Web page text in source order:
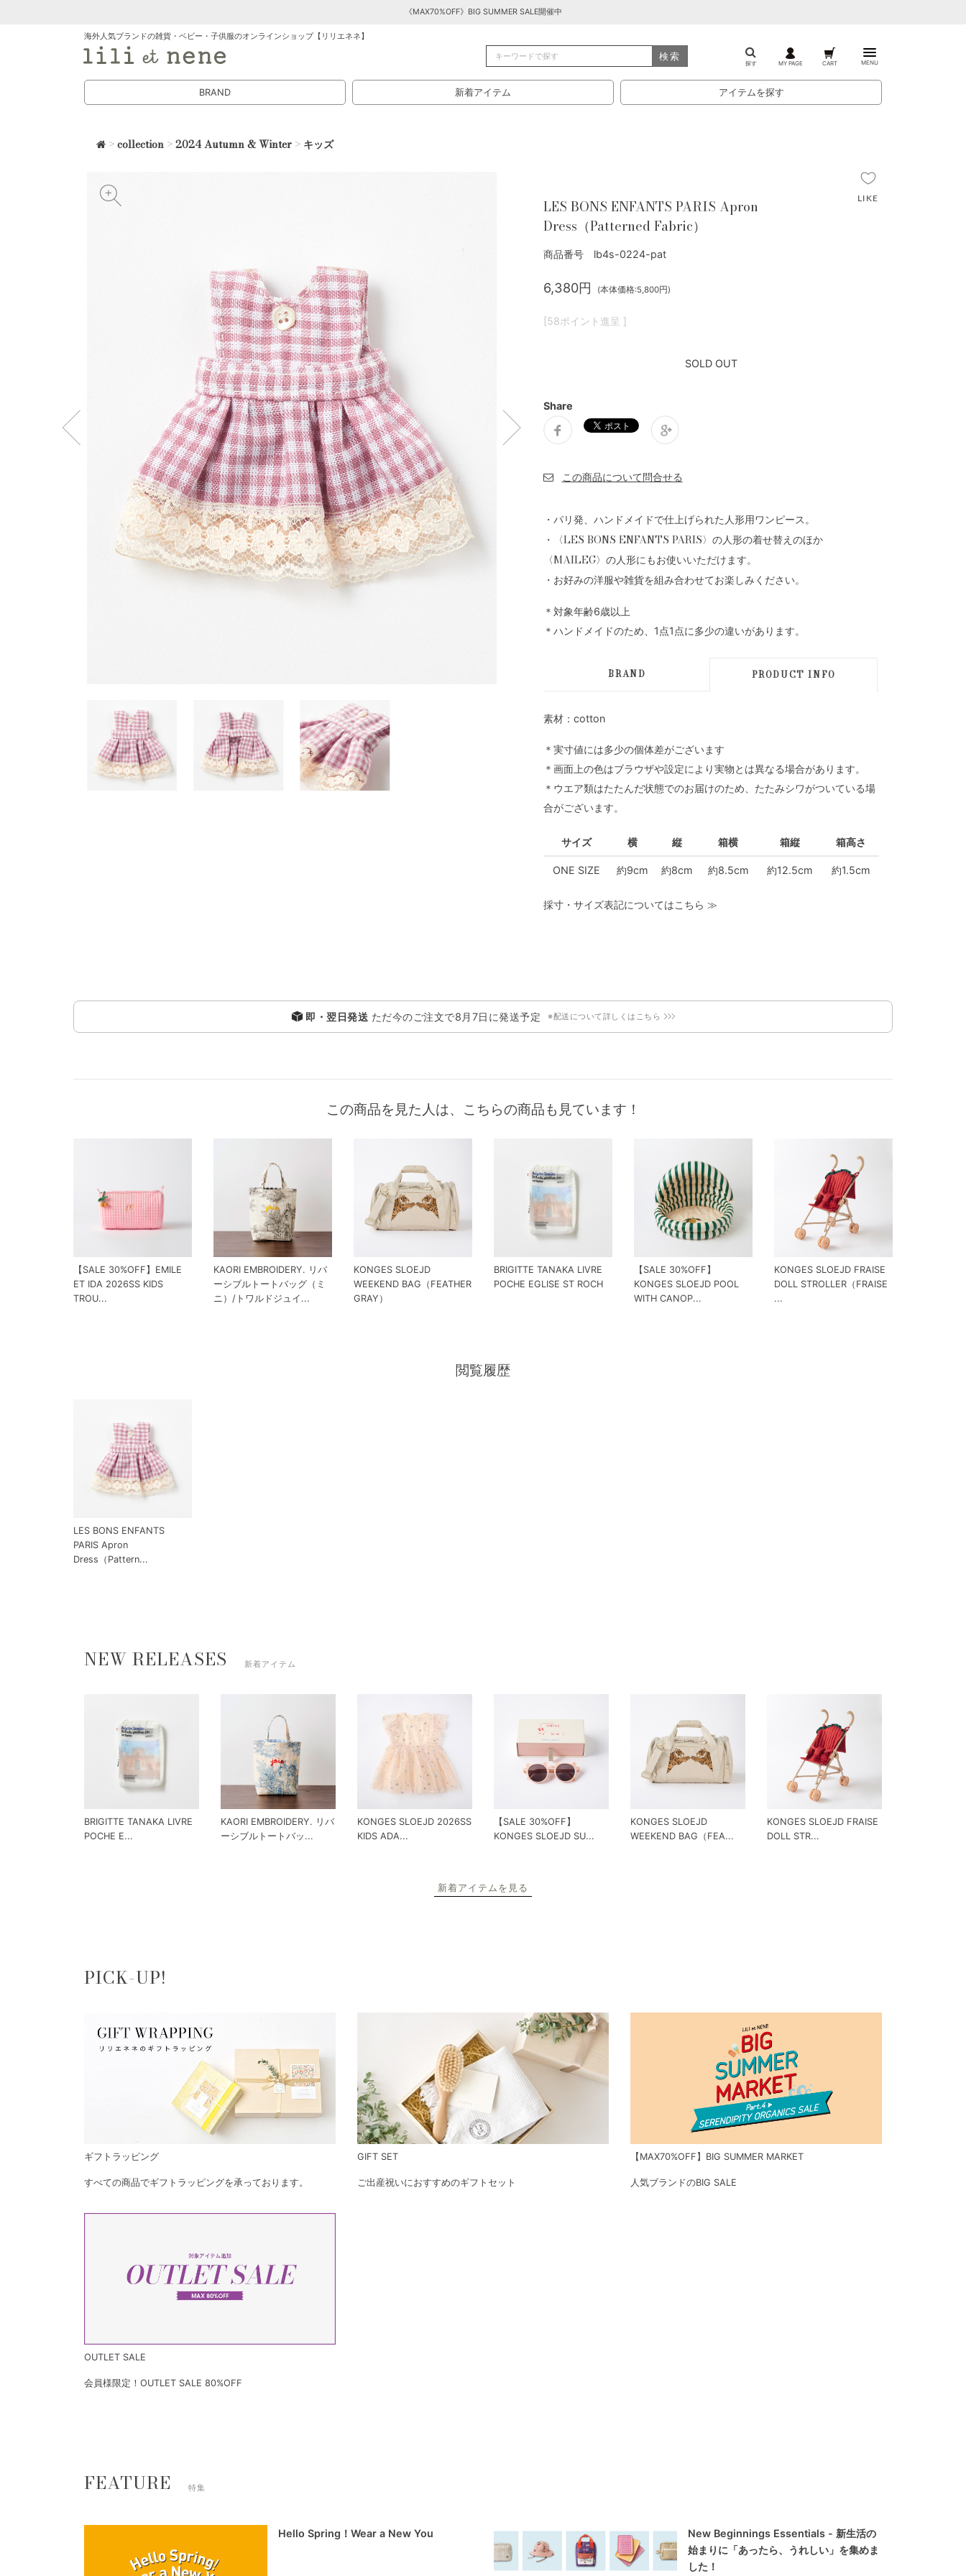
《MAX70%OFF》BIG SUMMER SALE開催中
海外人気ブランドの雑貨・ベビー・子供服のオンラインショップ【リリエネネ】
検索
探す MY PAGE CART MENU
BRAND 新着アイテム アイテムを探す
>collection >2024 Autumn & Winter > キッズ
LES BONS ENFANTS PARIS Apron
Dress（Patterned Fabric）
商品番号 lb4s-0224-pat
6,380円 (本体価格:5,800円)
[58ポイント進呈 ]
SOLD OUT
Share
・パリ発、ハンドメイドで仕上げられた人形用ワンピース。
・〈LES BONS ENFANTS PARIS〉の人形の着せ替えのほか
〈MAILEG〉の人形にもお使いいただけます。
・お好みの洋服や雑貨を組み合わせてお楽しみください。
＊対象年齢6歳以上
＊ハンドメイドのため、1点1点に多少の違いがあります。
BRAND PRODUCT INFO
素材：cotton
＊実寸値には多少の個体差がございます
＊画面上の色はブラウザや設定により実物とは異なる場合があります。
＊ウエア類はたたんだ状態でのお届けのため、たたみシワがついている場
合がございます。
サイズ 横 縦 箱横 箱縦 箱高さ
ONE SIZE 約9cm 約8cm 約8.5cm 約12.5cm 約1.5cm
採寸・サイズ表記についてはこちら ≫
即・翌日発送 ただ今のご注文で8月7日 に発送予定 ※配送について詳しくはこちら
この商品を見た人は、こちらの商品も見ています！
【SALE 30%OFF】EMILE
ET IDA 2026SS KIDS
TROU...
KAORI EMBROIDERY. リバ
ーシブルトートバッグ（ミ
ニ）/トワルドジュイ...
KONGES SLOEJD
WEEKEND BAG（FEATHER
GRAY）
BRIGITTE TANAKA LIVRE
POCHE EGLISE ST ROCH
【SALE 30%OFF】
KONGES SLOEJD POOL
WITH CANOP...
KONGES SLOEJD FRAISE
DOLL STROLLER（FRAISE
...
閲覧履歴
LES BONS ENFANTS
PARIS Apron
Dress（Pattern...
NEW RELEASES 新着アイテム
BRIGITTE TANAKA LIVRE
POCHE E...
KAORI EMBROIDERY. リバ
ーシブルトートバッ...
KONGES SLOEJD 2026SS
KIDS ADA...
【SALE 30%OFF】
KONGES SLOEJD SU...
KONGES SLOEJD
WEEKEND BAG（FEA...
KONGES SLOEJD FRAISE
DOLL STR...
新着アイテムを見る
PICK-UP!
ギフトラッピング
すべての商品でギフトラッピングを承っております。
GIFT SET
ご出産祝いにおすすめのギフトセット
【MAX70%OFF】BIG SUMMER MARKET
人気ブランドのBIG SALE
OUTLET SALE
会員様限定！OUTLET SALE 80%OFF
FEATURE 特集
Hello Spring！Wear a New You
New Beginnings Essentials - 新生活の
始まりに「あったら、うれしい」を集めま
した！